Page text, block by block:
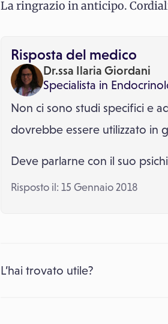
La ringrazio in anticipo.
Risposta del medico
Dr.ssa Ilaria Giordani
Specialista in
Non ci sono studi specifici e
dovrebbe essere utilizzato in
Deve parlarne con il suo
Risposto il: 15 Gennaio 2018
L’hai trovato utile?